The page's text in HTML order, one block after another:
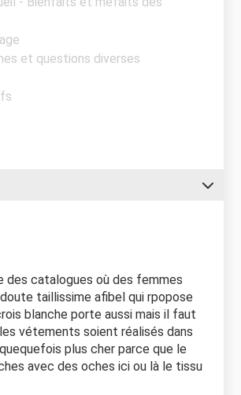
et questions diverses
des catalogues où des femmes
taillissime afibel qui rpopose
blanche porte aussi mais il faut
vétements soient réalisés dans
plus cher parce que le
avec des oches ici ou là le tissu